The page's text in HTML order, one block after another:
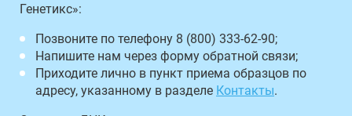
Генетикс»:
Позвоните по телефону 8 (800) 333-62-90;
Напишите нам через форму обратной связи;
Приходите лично в пункт приема образцов по
адресу, указанному в разделе Контакты.